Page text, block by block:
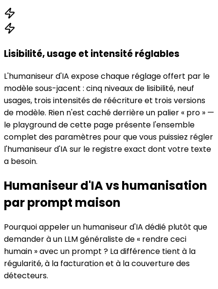
Lisibilité, usage et intensité réglables
L'humaniseur d'IA expose chaque réglage offert par le
modèle sous-jacent : cinq niveaux de lisibilité, neuf
usages, trois intensités de réécriture et trois versions
de modèle. Rien n'est caché derrière un palier « pro » —
le playground de cette page présente l'ensemble
complet des paramètres pour que vous puissiez régler
l'humaniseur d'IA sur le registre exact dont votre texte
a besoin.
Humaniseur d'IA vs humanisation
par prompt maison
Pourquoi appeler un humaniseur d'IA dédié plutôt que
demander à un LLM généraliste de « rendre ceci
humain » avec un prompt ? La différence tient à la
régularité, à la facturation et à la couverture des
détecteurs.